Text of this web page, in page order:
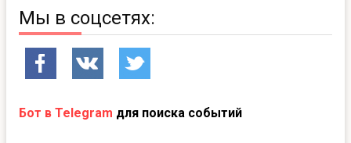
Мы в соцсетях:
Бот в Telegram для поиска событий